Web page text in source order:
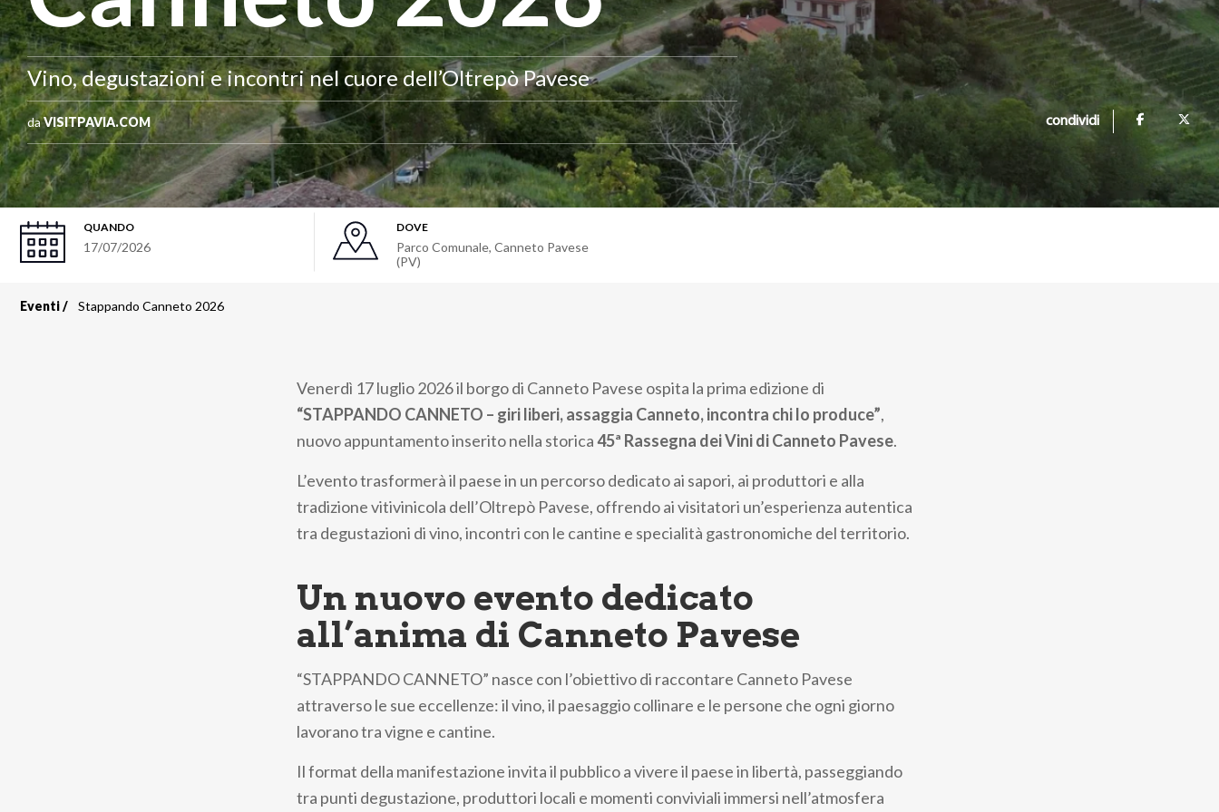
Vino, degustazioni e incontri nel cuore dell’Oltrepò Pavese
daVISITPAVIA.COM condividi
QUANDO
17/07/2026
DOVE
Parco Comunale, Canneto Pavese
(PV)
Briciole
Eventi Stappando Canneto 2026
Venerdì 17 luglio 2026 il borgo di Canneto Pavese ospita la prima edizione di
“STAPPANDO CANNETO – giri liberi, assaggia Canneto, incontra chi lo produce”,
nuovo appuntamento inserito nella storica45ª Rassegna dei Vini di Canneto Pavese.
L’evento trasformerà il paese in un percorso dedicato ai sapori, ai produttori e alla
tradizione vitivinicola dell’Oltrepò Pavese, offrendo ai visitatori un’esperienza autentica
tra degustazioni di vino, incontri con le cantine e specialità gastronomiche del territorio.
Un nuovo evento dedicato
all’anima di Canneto Pavese
“STAPPANDO CANNETO” nasce con l’obiettivo di raccontare Canneto Pavese
attraverso le sue eccellenze: il vino, il paesaggio collinare e le persone che ogni giorno
lavorano tra vigne e cantine.
Il format della manifestazione invita il pubblico a vivere il paese in libertà, passeggiando
tra punti degustazione, produttori locali e momenti conviviali immersi nell’atmosfera